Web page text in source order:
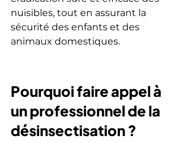
nuisibles, tout en assurant la
sécurité des enfants et des
animaux domestiques.
Pourquoi faire appel à
un professionnel de la
désinsectisation ?